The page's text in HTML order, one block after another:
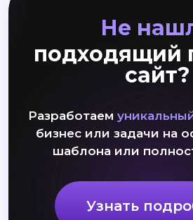
Не
подходящий
сайт?
Разработаем
бизнес или задачи на
шаблона или
Узнать